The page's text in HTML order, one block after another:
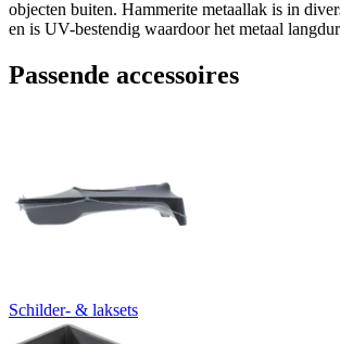
objecten buiten. Hammerite metaallak is in
en is UV-bestendig waardoor het metaal
Passende accessoires
Schilder- & laksets